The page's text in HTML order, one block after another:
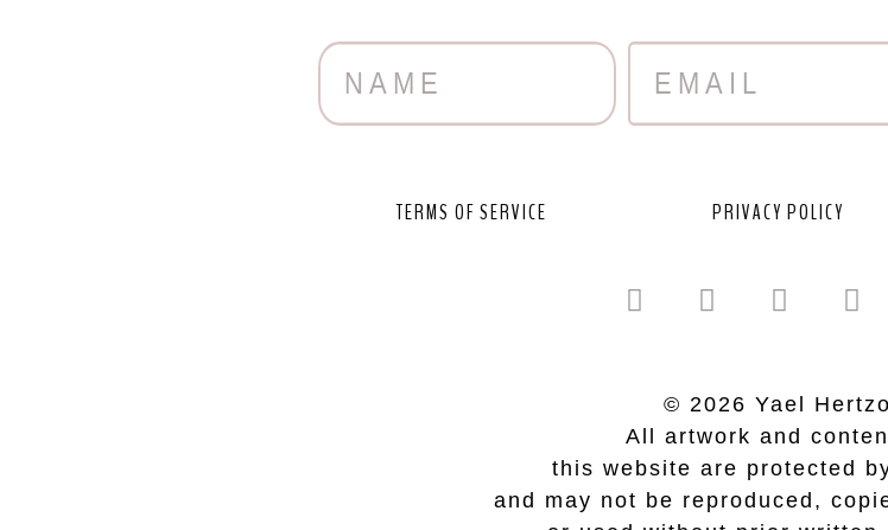
TERMS OF SERVICE PRIVACY POLICY
© 2026 Yael
All artwork and
this website are protected
and may not be reproduced,